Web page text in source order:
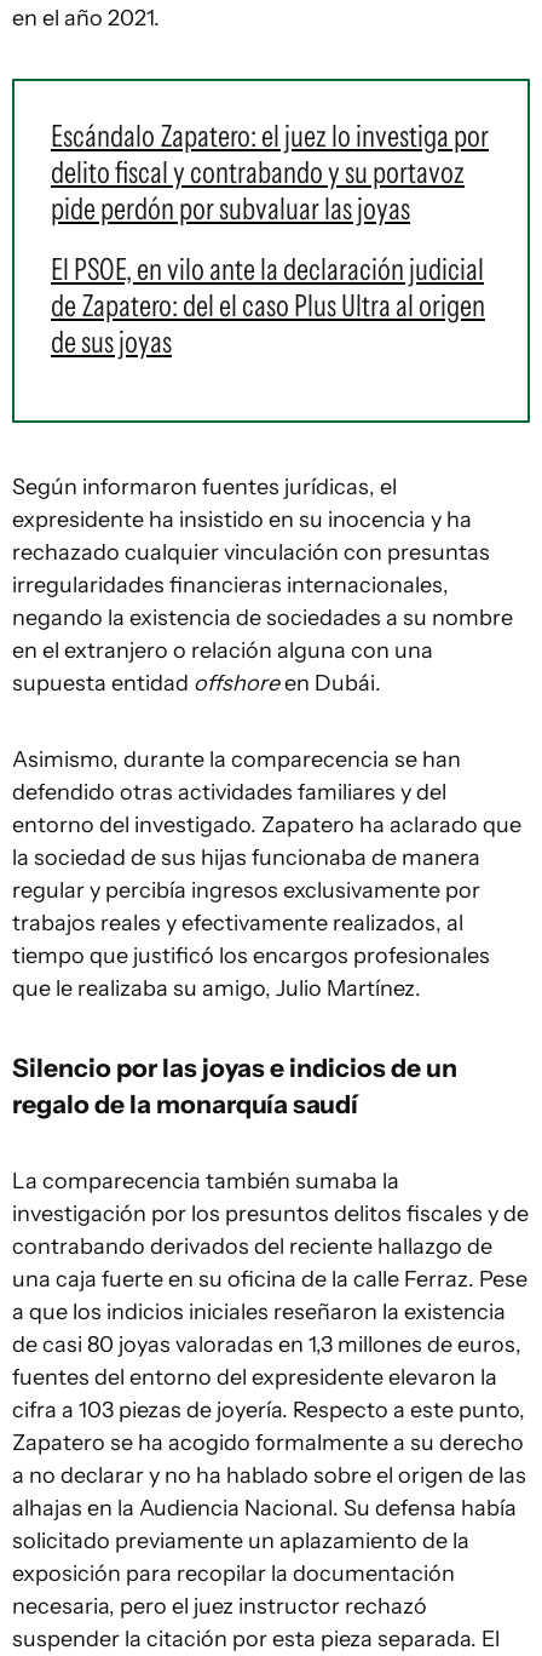
en el año 2021.
Escándalo Zapatero: el juez lo investiga por
delito fiscal y contrabando y su portavoz
pide perdón por subvaluar las joyas
El PSOE, en vilo ante la declaración judicial
de Zapatero: del el caso Plus Ultra al origen
de sus joyas
Según informaron fuentes jurídicas, el
expresidente ha insistido en su inocencia y ha
rechazado cualquier vinculación con presuntas
irregularidades financieras internacionales,
negando la existencia de sociedades a su nombre
en el extranjero o relación alguna con una
supuesta entidad offshoreen Dubái.
Asimismo, durante la comparecencia se han
defendido otras actividades familiares y del
entorno del investigado. Zapatero ha aclarado que
la sociedad de sus hijas funcionaba de manera
regular y percibía ingresos exclusivamente por
trabajos reales y efectivamente realizados, al
tiempo que justificó los encargos profesionales
que le realizaba su amigo, Julio Martínez.
Silencio por las joyas e indicios de un
regalo de la monarquía saudí
La comparecencia también sumaba la
investigación por los presuntos delitos fiscales y de
contrabando derivados del reciente hallazgo de
una caja fuerte en su oficina de la calle Ferraz. Pese
a que los indicios iniciales reseñaron la existencia
de casi 80 joyas valoradas en 1,3 millones de euros,
fuentes del entorno del expresidente elevaron la
cifra a 103 piezas de joyería. Respecto a este punto,
Zapatero se ha acogido formalmente a su derecho
a no declarar y no ha hablado sobre el origen de las
alhajas en la Audiencia Nacional. Su defensa había
solicitado previamente un aplazamiento de la
exposición para recopilar la documentación
necesaria, pero el juez instructor rechazó
suspender la citación por esta pieza separada. El